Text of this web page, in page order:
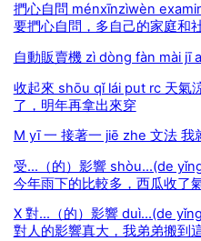
捫心自問 ménxīnzìwèn
要捫心自問，多自己的家庭和
自動販賣機 zì dòng fàn mài jī
收起來 shōu qǐ lái put rc 天氣
了，明年再拿出來穿
M yī 一 接著一 jiē zhe 文法 我
受...（的）影響 shòu...(de
今年雨下的比較多，西瓜收了
X 對...（的）影響 duì...(de
對人的影響真大，我弟弟搬到